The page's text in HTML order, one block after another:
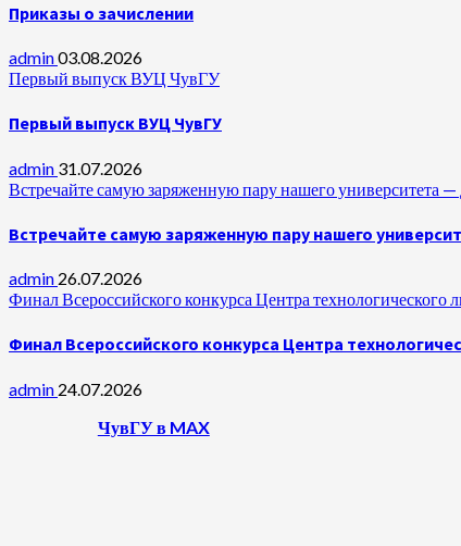
Приказы о зачислении
admin03.08.2026
Первый выпуск ВУЦ ЧувГУ
Первый выпуск ВУЦ ЧувГУ
admin 31.07.2026
Встречайте самую заряженную пару нашего
Встречайте самую заряженную пару нашего
admin 26.07.2026
Финал Всероссийского конкурса Центра технологического
Финал Всероссийского конкурса Центра
admin 24.07.2026
ЧувГУ в MAX